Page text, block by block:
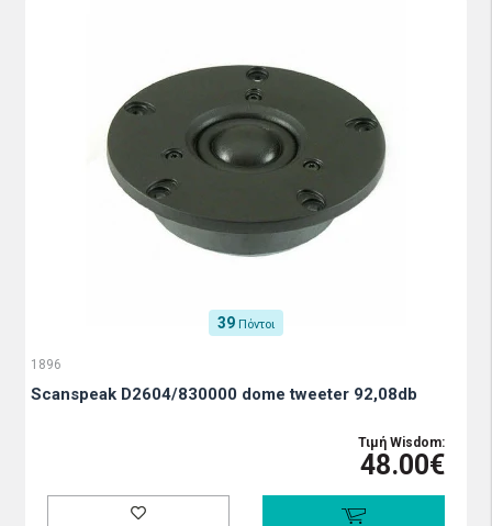
39 Πόντοι
1896
Scanspeak D2604/830000 dome tweeter 92,08db
Τιμή Wisdom:
48.00€